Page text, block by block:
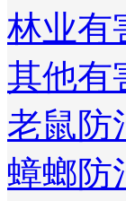
林业有
其他有
老鼠防
蟑螂防